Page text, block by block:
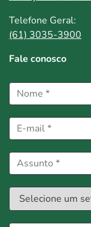
Telefone Geral:
(61) 3035-3900
Fale conosco